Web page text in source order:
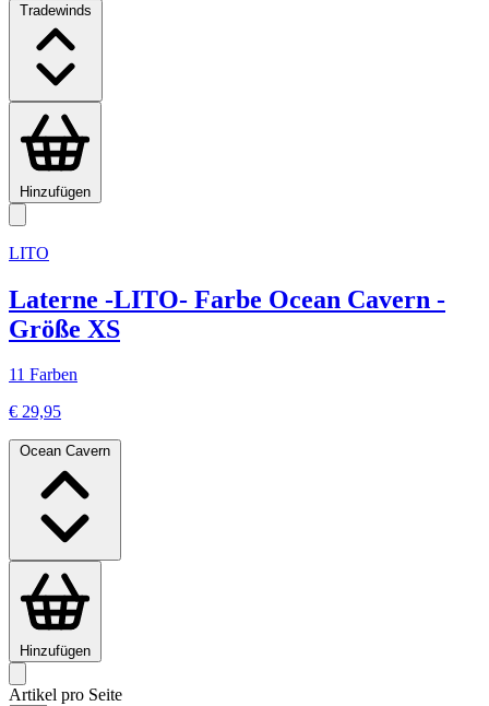
Tradewinds
Hinzufügen
LITO
Laterne -LITO- Farbe Ocean Cavern -
Größe XS
11 Farben
€ 29,95
Ocean Cavern
Hinzufügen
Artikel pro Seite